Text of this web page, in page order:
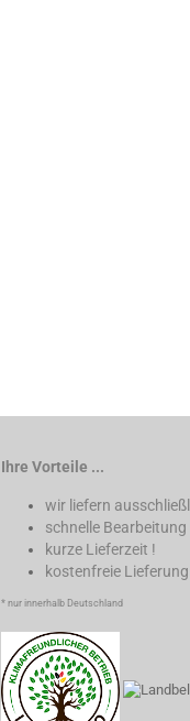
Ihre Vorteile ...
wir liefern
schnelle Bearbeitung
kurze Lieferzeit !
kostenfreie
* nur innerhalb Deutschland